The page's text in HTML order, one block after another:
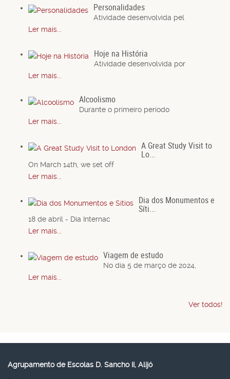
Personalidades
Atividade desenvolvida pel
Ler mais...
Hoje na História
Atividade desenvolvida por
Ler mais...
Alcoolismo
Durante o primeiro período
Ler mais...
A Great Study Visit to
Lo...
On March 14th, we set off
Ler mais...
Dia dos Monumentos e
Síti...
18 de abril - Dia Internac
Ler mais...
Viagem de estudo
No dia 5 de março de 2024,
Ler mais...
Ver todos!
Agrupamento de Escolas D. Sancho II, Alijó